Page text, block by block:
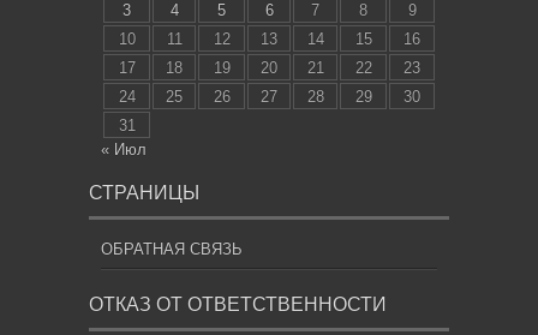
3
4 5 6 7 8
9
10
11 12 13 14 15
16
17
18 19 20 21 22
23
24
25 26 27 28 29
30
31
« Июл
СТРАНИЦЫ
ОБРАТНАЯ СВЯЗЬ
ОТКАЗ ОТ ОТВЕТСТВЕННОСТИ